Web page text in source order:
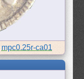
mpc0.25r-ca01